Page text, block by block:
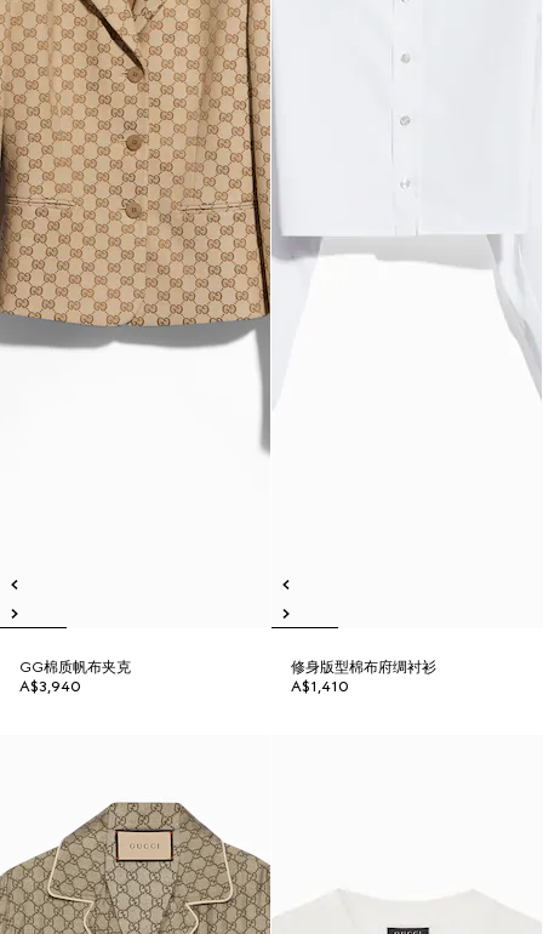
GG棉质帆布夹克
A$3,940
修身版型棉布府绸衬衫
A$1,410